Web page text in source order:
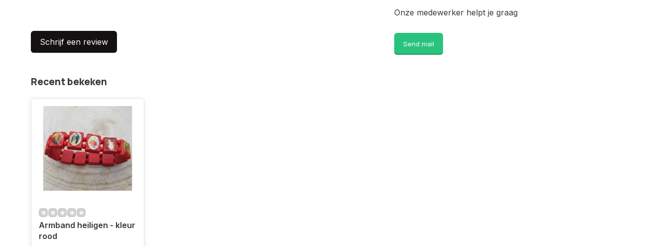
Schrijf een review
Onze medewerker helpt je graag
Send mail
Recent bekeken
Armband heiligen - kleur
rood